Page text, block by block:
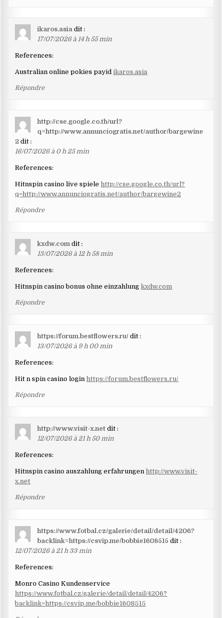
ikaros.asia dit :
17/07/2026 à 14 h 55 min
References:
Australian online pokies payid ikaros.asia
Répondre
http://cse.google.co.th/url?
q=http://www.annunciogratis.net/author/bargewine
2 dit :
16/07/2026 à 0 h 25 min
References:
Hitnspin casino live spielehttp://cse.google.co.th/url?
q=http://www.annunciogratis.net/author/bargewine2
Répondre
kxdw.com dit :
13/07/2026 à 12 h 58 min
References:
Hitnspin casino bonus ohne einzahlung kxdw.com
Répondre
https://forum.bestflowers.ru/ dit :
13/07/2026 à 9 h 00 min
References:
Hit n spin casino loginhttps://forum.bestflowers.ru/
Répondre
http://www.visit-x.net dit :
12/07/2026 à 21 h 50 min
References:
Hitnspin casino auszahlung erfahrungen http://www.visit-
x.net
Répondre
https://www.fotbal.cz/galerie/detail/detail/4206?
backlink=https://csvip.me/bobbie1608515 dit :
12/07/2026 à 21 h 33 min
References:
Monro Casino Kundenservice
https://www.fotbal.cz/galerie/detail/detail/4206?
backlink=https://csvip.me/bobbie1608515